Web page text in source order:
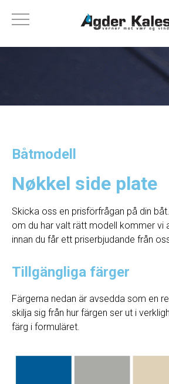
Båtmodell
Nøkkel side plate
Skicka oss en prisförfrågan på din
om du har valt rätt modell kommer vi
innan du får ett priserbjudande från
Tillgängliga färger
Färgerna nedan är avsedda som en
skilja sig från hur färgen ser ut i
färg i formuläret.